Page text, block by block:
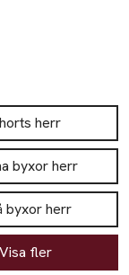
herr
byxor herr
byxor herr
Visa fler